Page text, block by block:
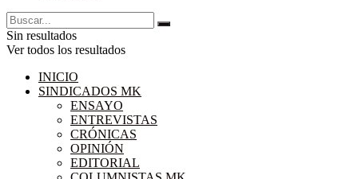
Sin resultados
Ver todos los resultados
INICIO
SINDICADOS MK
ENSAYO
ENTREVISTAS
CRÓNICAS
OPINIÓN
EDITORIAL